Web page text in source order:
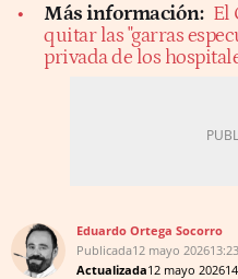
Más información: El
quitar las "garras
privada de los
Eduardo Ortega Socorro
Publicada12 mayo 2026
Actualizada12 mayo 2026